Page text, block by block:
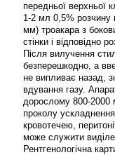
передньої верхньої
1-2 мл 0,5% розчину
мм) троакара з
стінки і відповідно
Після вилучення
безперешкодно, а
не випливає назад,
вдування газу.
дорослому 800-2000
проколу
кровотечею,
може служити
Рентгенологічна